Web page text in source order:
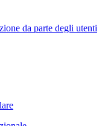
da parte degli utenti